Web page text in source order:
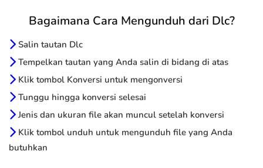
Bagaimana Cara Mengunduh dari Dlc?
Salin tautan Dlc
Tempelkan tautan yang Anda salin di bidang di atas
Klik tombol Konversi untuk mengonversi
Tunggu hingga konversi selesai
Jenis dan ukuran file akan muncul setelah konversi
Klik tombol unduh untuk mengunduh file yang Anda
butuhkan